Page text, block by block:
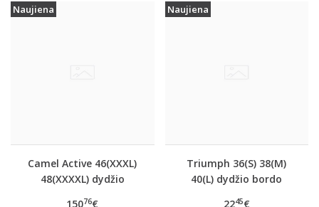
Naujiena
Camel Active 46(XXXL)
48(XXXXL) dydžio
15076€
Naujiena
Triumph 36(S) 38(M)
40(L) dydžio bordo
2245€